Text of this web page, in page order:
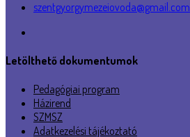
szentgyorgymezeiovoda@gmail.com
Letölthető dokumentumok
Pedagógiai program
Házirend
SZMSZ
Adatkezelési tájékoztató